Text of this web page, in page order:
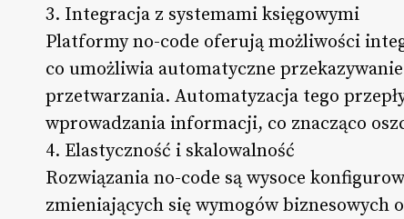
3. Integracja z systemami księgowymi
Platformy no-code oferują możliwości
co umożliwia automatyczne
przetwarzania. Automatyzacja tego
wprowadzania informacji, co znacząco
4. Elastyczność i skalowalność
Rozwiązania no-code są wysoce
zmieniających się wymogów biznesowych